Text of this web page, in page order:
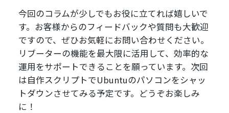
今回のコラムが少しでもお役に立てれば嬉しいで
す。お客様からのフィードバックや質問も大歓迎
ですので、ぜひお気軽にお問い合わせください。
リブーターの機能を最大限に活用して、効率的な
運用をサポートできることを願っています。次回
は自作スクリプトでUbuntuのパソコンをシャッ
トダウンさせてみる予定です。どうぞお楽しみ
に！